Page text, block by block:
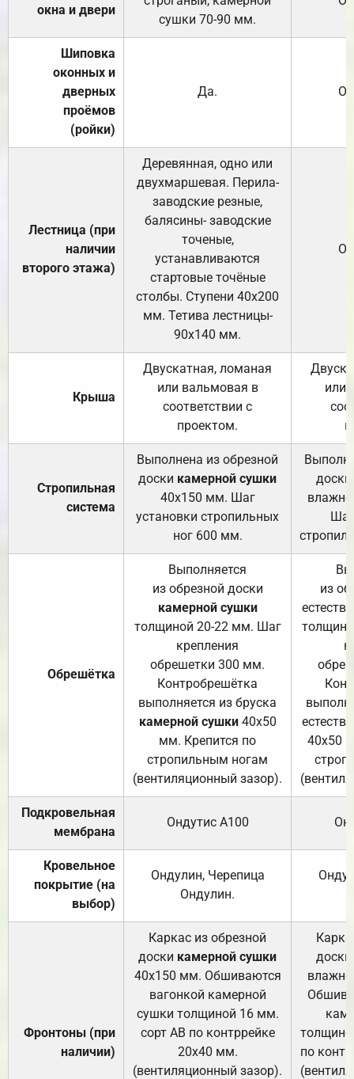
окна и двери
сушки 70-90 мм.
Шиповка
оконных и
дверных
проёмов
(ройки)
Да.
Лестница (при
наличии
второго этажа)
Деревянная, одно или
двухмаршевая. Перила-
заводские резные,
балясины- заводские
точеные,
устанавливаются
стартовые точёные
столбы. Ступени 40х200
мм. Тетива лестницы-
90х140 мм.
Крыша
Двускатная, ломаная
или вальмовая в
соответствии с
проектом.
или
Стропильная
система
Выполнена из обрезной
доски камерной сушки
40х150 мм. Шаг
установки стропильных
ног 600 мм.
доски
Обрешётка
Выполняется
из обрезной доски
камерной сушки
толщиной 20-22 мм. Шаг
крепления
обрешетки 300 мм.
Контробрешётка
выполняется из бруска
камерной сушки40х50
мм. Крепится по
стропильным ногам
(вентиляционный зазор).
из
40х50
Подкровельная
мембрана
Ондутис А100
Кровельное
покрытие (на
выбор)
Ондулин, Черепица
Ондулин.
Фронтоны (при
наличии)
Каркас из обрезной
доски камерной сушки
40х150 мм. Обшиваются
вагонкой камерной
сушки толщиной 16 мм.
сорт АВ по контррейке
20х40 мм.
(вентиляционный зазор).
доски
по